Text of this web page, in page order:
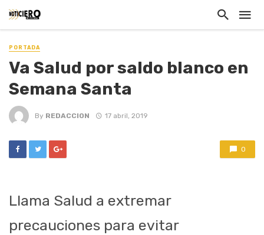
PORTADA
Va Salud por saldo blanco en
Semana Santa
By REDACCION 17 abril, 2019
0
Llama Salud a extremar
precauciones para evitar